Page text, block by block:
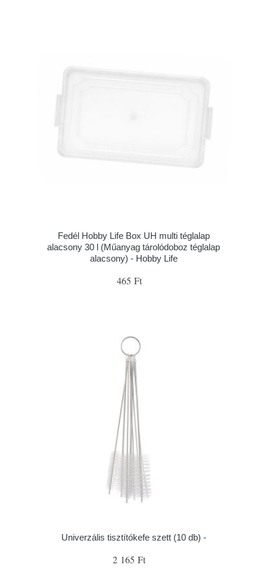
Fedél Hobby Life Box UH multi téglalap
alacsony 30 l (Műanyag tárolódoboz téglalap
alacsony) - Hobby Life
465 Ft
Univerzális tisztítókefe szett (10 db) -
2 165 Ft